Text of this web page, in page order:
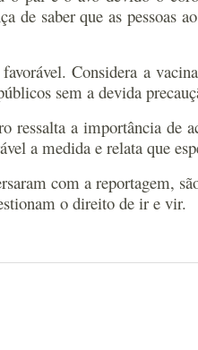
de saber que as pessoas
Considera a
sem a devida
ressalta a importância de
a medida e relata que
com a reportagem,
o direito de ir e vir.